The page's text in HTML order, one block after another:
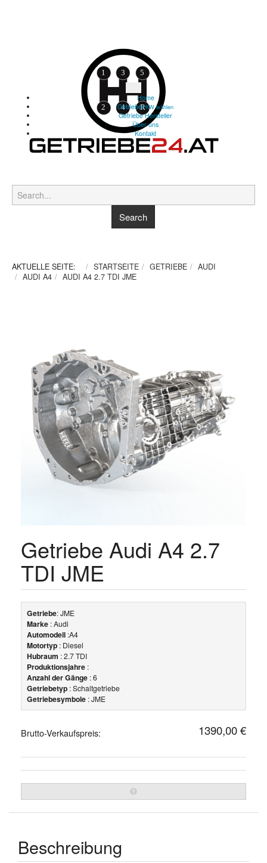
Home
GetriebePKW wählen
Getriebe Hersteller
Über uns
Kontakt
AKTUELLE SEITE: STARTSEITE GETRIEBE
AUDI
AUDI A4
AUDI A4 2.7 TDI JME
Getriebe Audi A4 2.7
TDI JME
Getriebe: JME
Marke : Audi
Automodell :A4
Motortyp : Diesel
Hubraum : 2.7 TDI
Produktionsjahre :
Anzahl der Gänge : 6
Getriebetyp : Schaltgetriebe
Getriebesymbole : JME
Brutto-Verkaufspreis: 1390,00 €
Beschreibung